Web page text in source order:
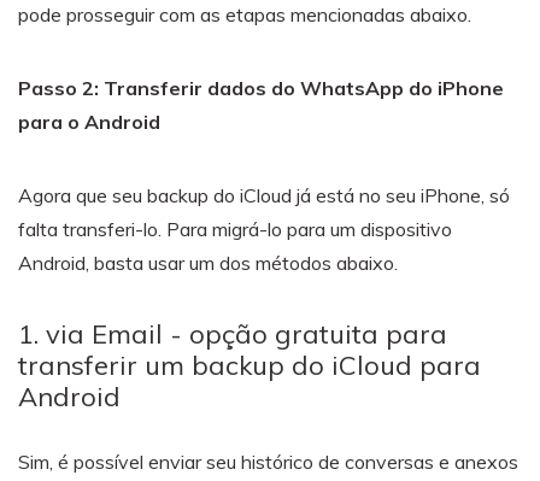
pode prosseguir com as etapas mencionadas abaixo.
Passo 2: Transferir dados do WhatsApp do iPhone
para o Android
Agora que seu backup do iCloud já está no seu iPhone, só
falta transferi-lo. Para migrá-lo para um dispositivo
Android, basta usar um dos métodos abaixo.
1. via Email - opção gratuita para
transferir um backup do iCloud para
Android
Sim, é possível enviar seu histórico de conversas e anexos